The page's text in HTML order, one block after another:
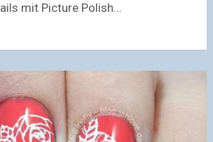
mit Picture Polish...